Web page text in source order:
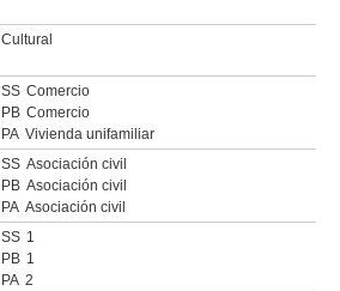
Cultural
SS Comercio
PB Comercio
PA Vivienda unifamiliar
SS Asociación civil
PB Asociación civil
PA Asociación civil
SS 1
PB 1
PA 2